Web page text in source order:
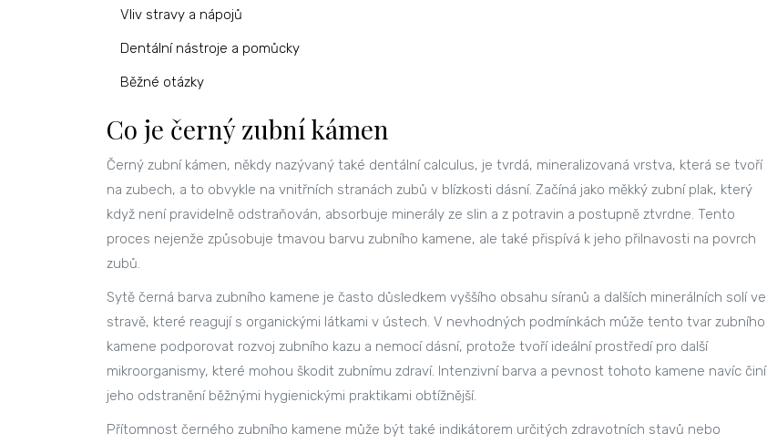
Vliv stravy a nápojů
Dentální nástroje a pomůcky
Běžné otázky
Co je černý zubní kámen
Černý zubní kámen, někdy nazývaný také dentální calculus, je tvrdá, mineralizovaná vrstva, která se tvoří
na zubech, a to obvykle na vnitřních stranách zubů v blízkosti dásní. Začíná jako měkký zubní plak, který
když není pravidelně odstraňován, absorbuje minerály ze slin a z potravin a postupně ztvrdne. Tento
proces nejenže způsobuje tmavou barvu zubního kamene, ale také přispívá k jeho přilnavosti na povrch
zubů.
Sytě černá barva zubního kamene je často důsledkem vyššího obsahu síranů a dalších minerálních solí ve
stravě, které reagují s organickými látkami v ústech. V nevhodných podmínkách může tento tvar zubního
kamene podporovat rozvoj zubního kazu a nemocí dásní, protože tvoří ideální prostředí pro další
mikroorganismy, které mohou škodit zubnímu zdraví. Intenzivní barva a pevnost tohoto kamene navíc činí
jeho odstranění běžnými hygienickými praktikami obtížnější.
Přítomnost černého zubního kamene může být také indikátorem určitých zdravotních stavů nebo